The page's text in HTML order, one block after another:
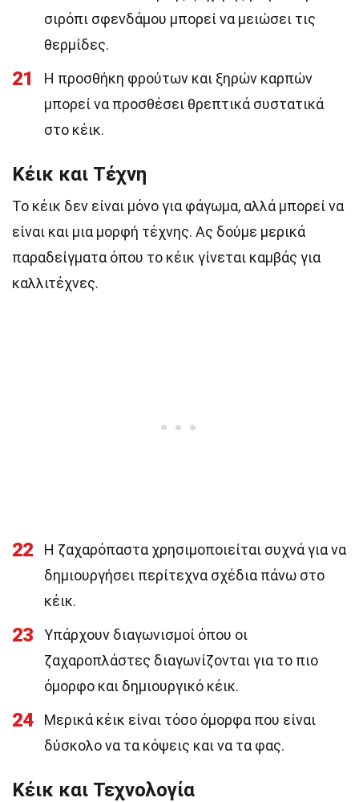
σιρόπι σφενδάμου μπορεί να μειώσει τις
θερμίδες.
21
Η προσθήκη φρούτων και ξηρών καρπών
μπορεί να προσθέσει θρεπτικά συστατικά
στο κέικ.
Κέικ και Τέχνη
Το κέικ δεν είναι μόνο για φάγωμα, αλλά μπορεί να
είναι και μια μορφή τέχνης. Ας δούμε μερικά
παραδείγματα όπου το κέικ γίνεται καμβάς για
καλλιτέχνες.
22
Η ζαχαρόπαστα χρησιμοποιείται συχνά για να
δημιουργήσει περίτεχνα σχέδια πάνω στο
κέικ.
23
Υπάρχουν διαγωνισμοί όπου οι
ζαχαροπλάστες διαγωνίζονται για το πιο
όμορφο και δημιουργικό κέικ.
24
Μερικά κέικ είναι τόσο όμορφα που είναι
δύσκολο να τα κόψεις και να τα φας.
Κέικ και Τεχνολογία